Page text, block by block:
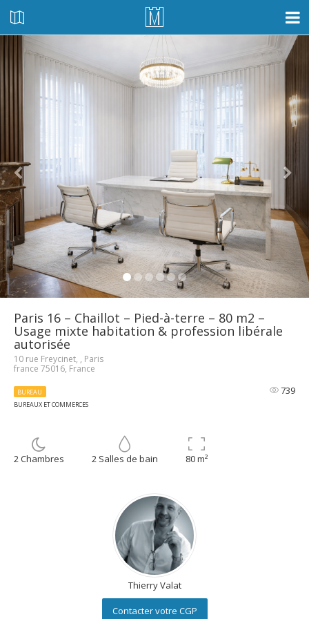
Paris 16 – Chaillot – Pied-à-terre – 80 m2 –
Usage mixte habitation & profession libérale
autorisée
10 rue Freycinet, , Paris
france 75016, France
BUREAU
BUREAUX ET COMMERCES
739
2 Chambres 2 Salles de bain 80 m²
Thierry Valat
Contacter votre CGP